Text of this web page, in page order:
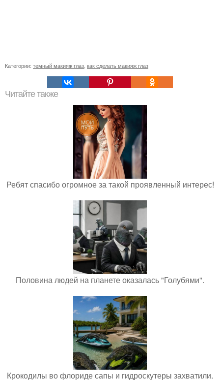
Категории: темный макияж глаз как сделать макияж глаз
Читайте также
Ребят спасибо огромное за такой проявленный интерес!
Половина людей на планете оказалась "Голубями".
Крокодилы во флориде сапы и гидроскутеры захватили.